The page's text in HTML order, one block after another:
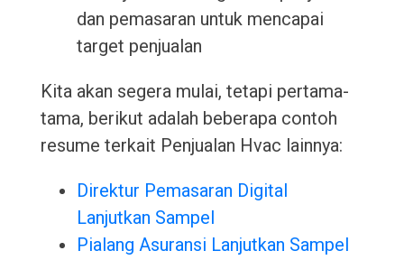
dan pemasaran untuk mencapai
target penjualan
Kita akan segera mulai, tetapi pertama-
tama, berikut adalah beberapa contoh
resume terkait Penjualan Hvac lainnya:
Direktur Pemasaran Digital
Lanjutkan Sampel
Pialang Asuransi Lanjutkan Sampel